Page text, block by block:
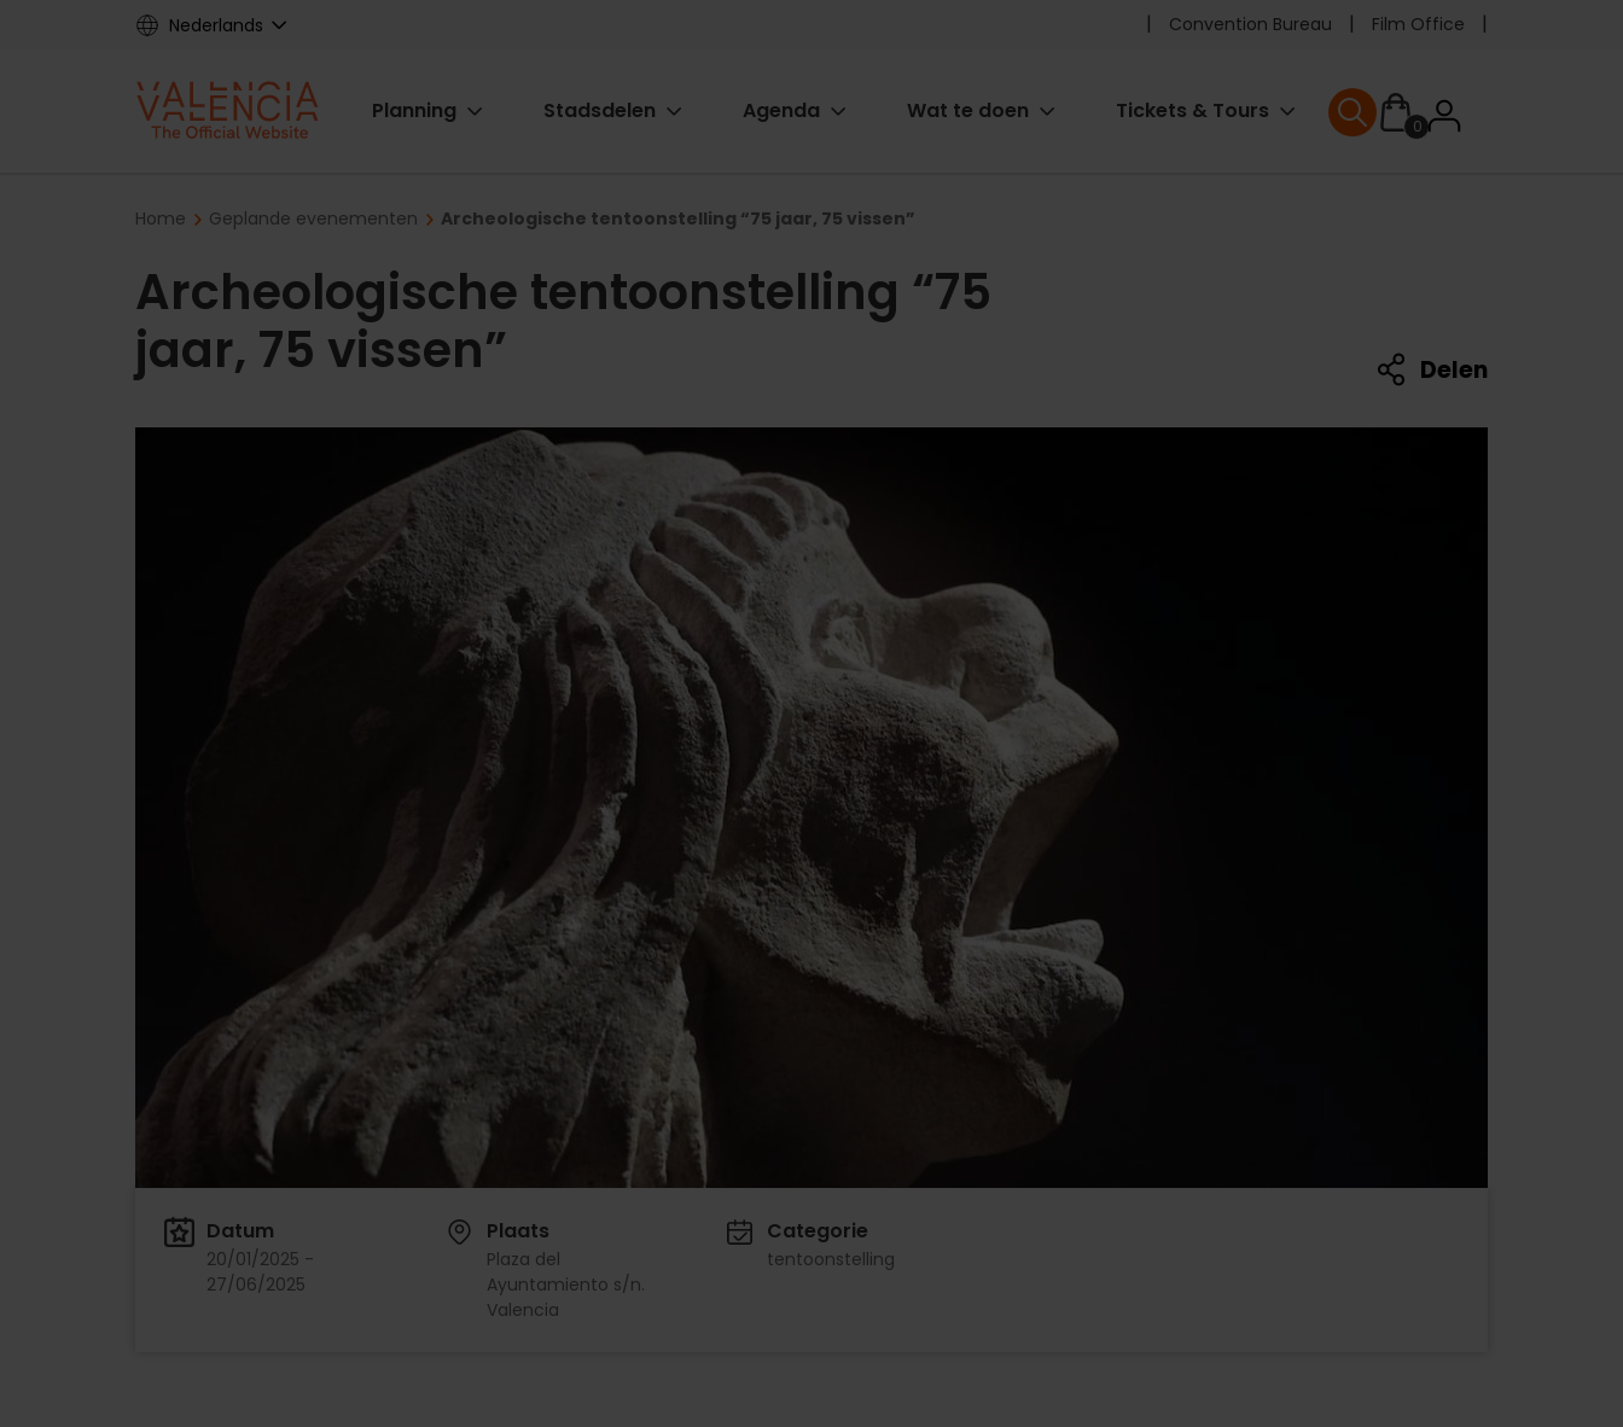
Nederlands
Pre
header
Convention Bureau Film Office
Main
Planning Stadsdelen Agenda Wat te doen Tickets & Tours
0User
User menu
Breadcrumb
Home Geplande evenementen Archeologische tentoonstelling “75 jaar, 75 vissen”
Archeologische tentoonstelling “75
jaar, 75 vissen”
Delen
Datum
20/01/2025 -
27/06/2025
Plaats
Plaza del
Ayuntamiento s/n.
Valencia
Categorie
tentoonstelling